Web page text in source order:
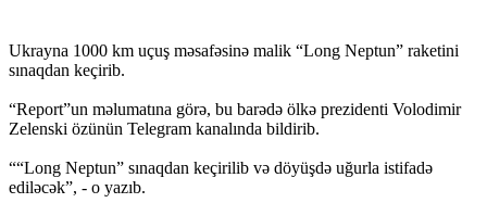
Ukrayna 1000 km uçuş məsafəsinə malik “Long Neptun” raketini
sınaqdan keçirib.
“Report”un məlumatına görə, bu barədə ölkə prezidenti Volodimir
Zelenski özünün Telegram kanalında bildirib.
““Long Neptun” sınaqdan keçirilib və döyüşdə uğurla istifadə
ediləcək”, - o yazıb.